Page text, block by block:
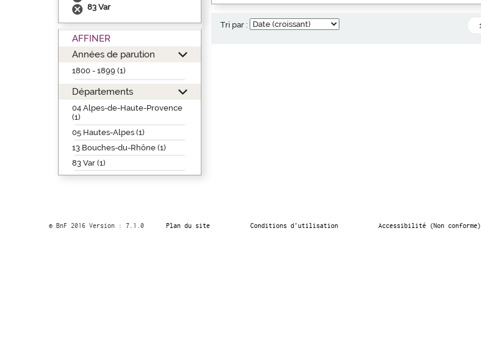
83 Var
AFFINER
Années de parution
1800 - 1899 (1)
Départements
04 Alpes-de-Haute-Provence
(1)
05 Hautes-Alpes (1)
13 Bouches-du-Rhône (1)
83 Var (1)
Tri par :
© BnF 2016 Version : 7.1.0 Plan du site Conditions d’utilisation Accessibilité (Non conforme)